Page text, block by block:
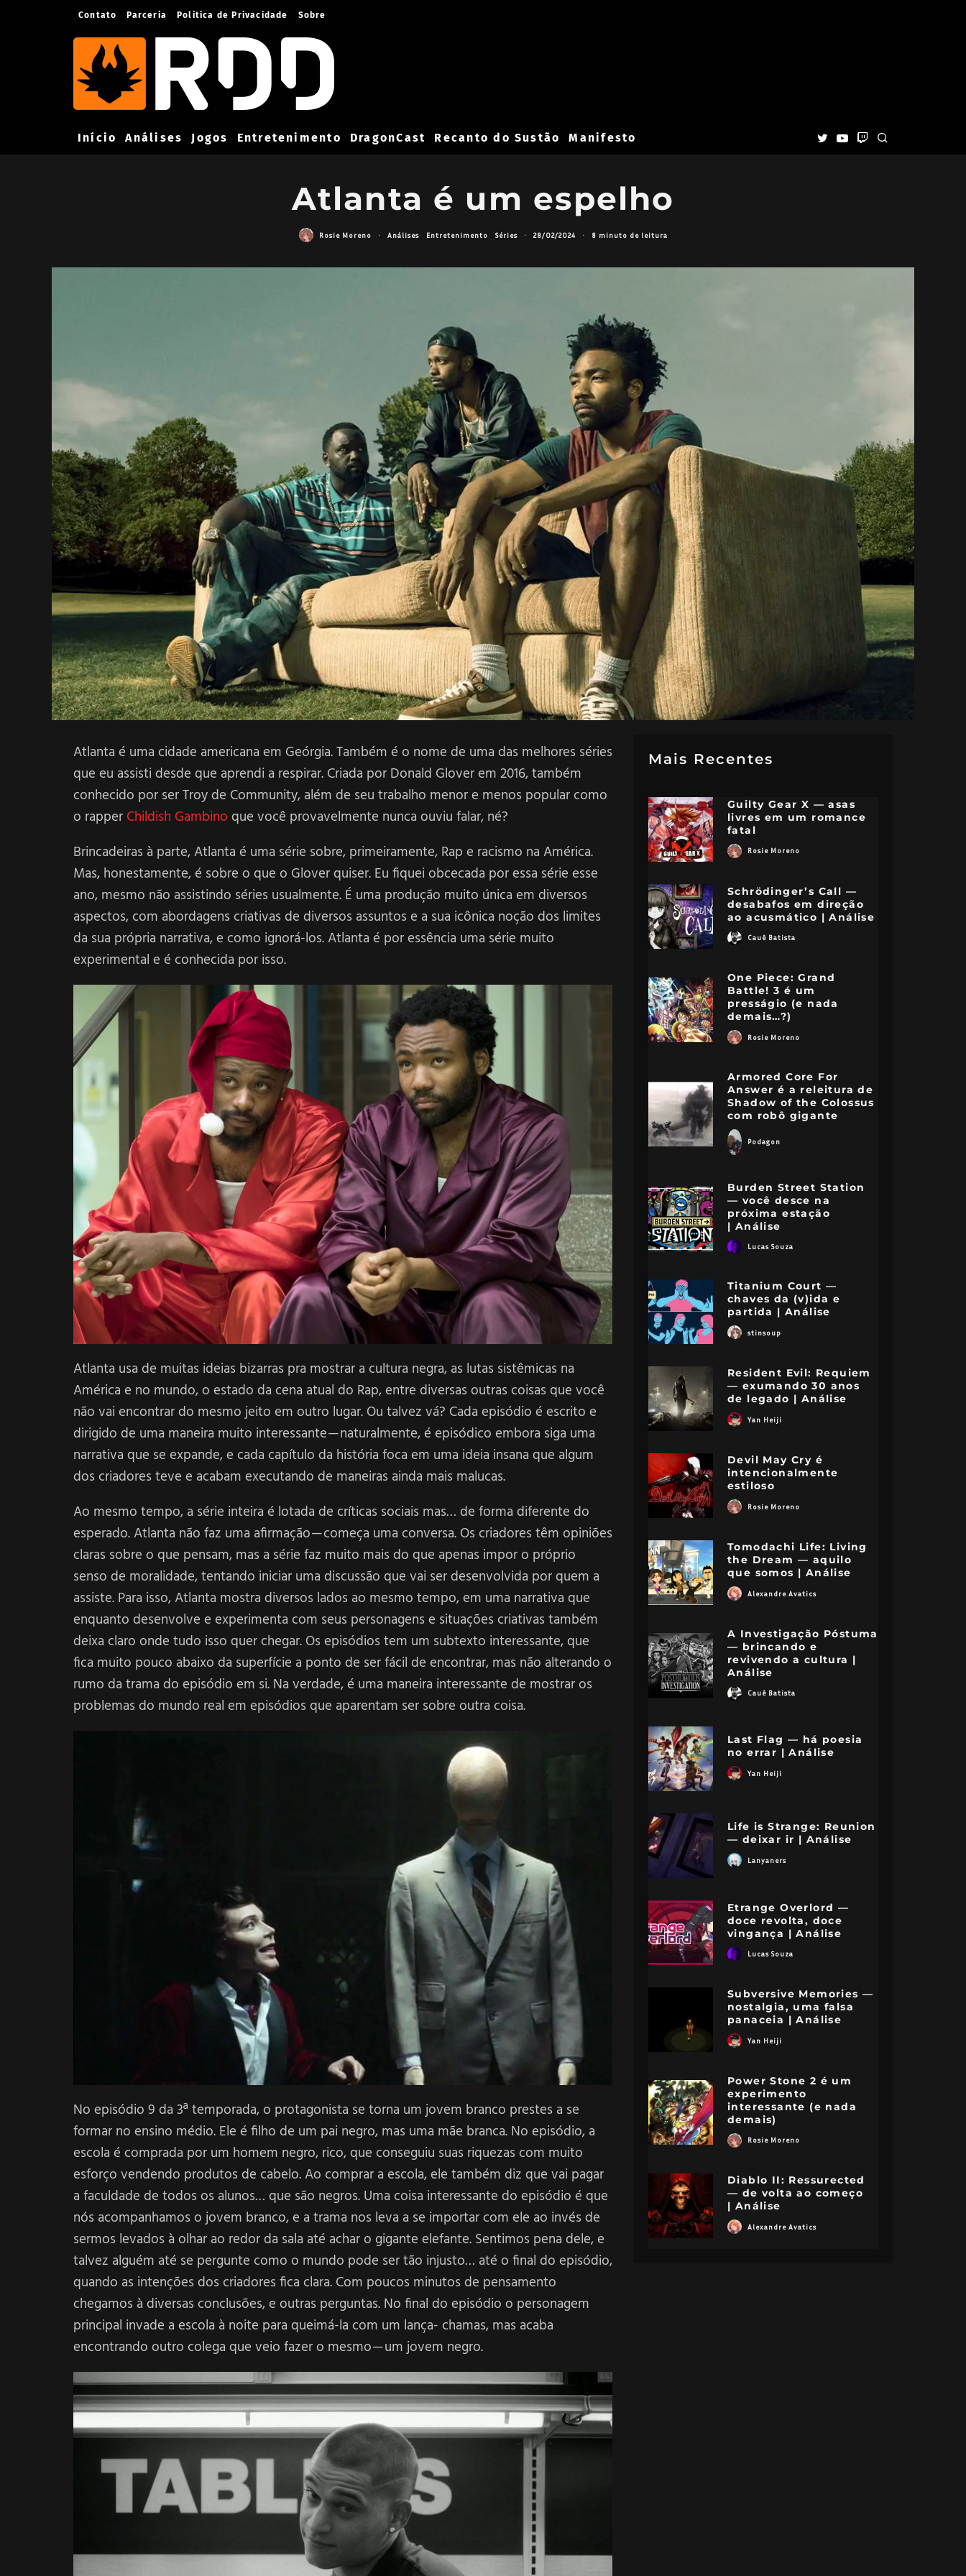
Contato Parceria Politica de Privacidade Sobre
Início Análises Jogos Entretenimento DragonCast Recanto do Sustão Manifesto
Atlanta é um espelho
Rosie Moreno · Análises Entretenimento Séries · 28/02/2024 · 8 minuto de leitura
Atlanta é uma cidade americana em Geórgia. Também é o nome de uma das melhores séries
que eu assisti desde que aprendi a respirar. Criada por Donald Glover em 2016, também
conhecido por ser Troy de Community, além de seu trabalho menor e menos popular como
o rapper Childish Gambino que você provavelmente nunca ouviu falar, né?
Brincadeiras à parte, Atlanta é uma série sobre, primeiramente, Rap e racismo na América.
Mas, honestamente, é sobre o que o Glover quiser. Eu fiquei obcecada por essa série esse
ano, mesmo não assistindo séries usualmente. É uma produção muito única em diversos
aspectos, com abordagens criativas de diversos assuntos e a sua icônica noção dos limites
da sua própria narrativa, e como ignorá-los. Atlanta é por essência uma série muito
experimental e é conhecida por isso.
Atlanta usa de muitas ideias bizarras pra mostrar a cultura negra, as lutas sistêmicas na
América e no mundo, o estado da cena atual do Rap, entre diversas outras coisas que você
não vai encontrar do mesmo jeito em outro lugar. Ou talvez vá? Cada episódio é escrito e
dirigido de uma maneira muito interessante — naturalmente, é episódico embora siga uma
narrativa que se expande, e cada capítulo da história foca em uma ideia insana que algum
dos criadores teve e acabam executando de maneiras ainda mais malucas.
Ao mesmo tempo, a série inteira é lotada de críticas sociais mas… de forma diferente do
esperado. Atlanta não faz uma afirmação — começa uma conversa. Os criadores têm opiniões
claras sobre o que pensam, mas a série faz muito mais do que apenas impor o próprio
senso de moralidade, tentando iniciar uma discussão que vai ser desenvolvida por quem a
assiste. Para isso, Atlanta mostra diversos lados ao mesmo tempo, em uma narrativa que
enquanto desenvolve e experimenta com seus personagens e situações criativas também
deixa claro onde tudo isso quer chegar. Os episódios tem um subtexto interessante, que
fica muito pouco abaixo da superfície a ponto de ser fácil de encontrar, mas não alterando o
rumo da trama do episódio em si. Na verdade, é uma maneira interessante de mostrar os
problemas do mundo real em episódios que aparentam ser sobre outra coisa.
No episódio 9 da 3ª temporada, o protagonista se torna um jovem branco prestes a se
formar no ensino médio. Ele é filho de um pai negro, mas uma mãe branca. No episódio, a
escola é comprada por um homem negro, rico, que conseguiu suas riquezas com muito
esforço vendendo produtos de cabelo. Ao comprar a escola, ele também diz que vai pagar
a faculdade de todos os alunos… que são negros. Uma coisa interessante do episódio é que
nós acompanhamos o jovem branco, e a trama nos leva a se importar com ele ao invés de
sermos levados à olhar ao redor da sala até achar o gigante elefante. Sentimos pena dele, e
talvez alguém até se pergunte como o mundo pode ser tão injusto… até o final do episódio,
quando as intenções dos criadores fica clara. Com poucos minutos de pensamento
chegamos à diversas conclusões, e outras perguntas. No final do episódio o personagem
principal invade a escola à noite para queimá-la com um lança- chamas, mas acaba
encontrando outro colega que veio fazer o mesmo — um jovem negro.
Mais Recentes
Guilty Gear X — asas
livres em um romance
fatal
Rosie Moreno
Schrödinger’s Call —
desabafos em direção
ao acusmático | Análise
Cauê Batista
One Piece: Grand
Battle! 3 é um
presságio (e nada
demais…?)
Rosie Moreno
Armored Core For
Answer é a releitura de
Shadow of the Colossus
com robô gigante
Podagon
Burden Street Station
— você desce na
próxima estação
| Análise
Lucas Souza
Titanium Court —
chaves da (v)ida e
partida | Análise
stinsoup
Resident Evil: Requiem
— exumando 30 anos
de legado | Análise
Yan Heiji
Devil May Cry é
intencionalmente
estiloso
Rosie Moreno
Tomodachi Life: Living
the Dream — aquilo
que somos | Análise
Alexandre Avatics
A Investigação Póstuma
— brincando e
revivendo a cultura |
Análise
Cauê Batista
Last Flag — há poesia
no errar | Análise
Yan Heiji
Life is Strange: Reunion
— deixar ir | Análise
Lanyaners
Etrange Overlord —
doce revolta, doce
vingança | Análise
Lucas Souza
Subversive Memories —
nostalgia, uma falsa
panaceia | Análise
Yan Heiji
Power Stone 2 é um
experimento
interessante (e nada
demais)
Rosie Moreno
Diablo II: Ressurected
— de volta ao começo
| Análise
Alexandre Avatics